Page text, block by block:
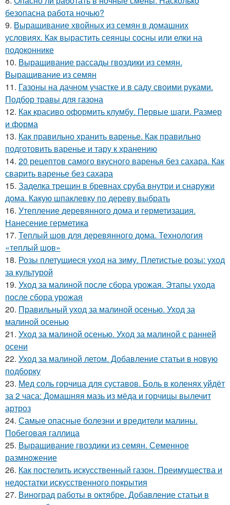
безопасна работа ночью?
9. Выращивание хвойных из семян в домашних
условиях. Как вырастить сеянцы сосны или елки на
подоконнике
10. Выращивание рассады гвоздики из семян.
Выращивание из семян
11. Газоны на дачном участке и в саду своими руками.
Подбор травы для газона
12. Как красиво оформить клумбу. Первые шаги. Размер
и форма
13. Как правильно хранить варенье. Как правильно
подготовить варенье и тару к хранению
14. 20 рецептов самого вкусного варенья без сахара. Как
сварить варенье без сахара
15. Заделка трещин в бревнах сруба внутри и снаружи
дома. Какую шпаклевку по дереву выбрать
16. Утепление деревянного дома и герметизация.
Нанесение герметика
17. Теплый шов для деревянного дома. Технология
«теплый шов»
18. Розы плетущиеся уход на зиму. Плетистые розы: уход
за культурой
19. Уход за малиной после сбора урожая. Этапы ухода
после сбора урожая
20. Правильный уход за малиной осенью. Уход за
малиной осенью
21. Уход за малиной осенью. Уход за малиной с ранней
осени
22. Уход за малиной летом. Добавление статьи в новую
подборку
23. Мед соль горчица для суставов. Боль в коленях уйдёт
за 2 часа: Домашняя мазь из мёда и горчицы вылечит
артроз
24. Самые опасные болезни и вредители малины.
Побеговая галлица
25. Выращивание гвоздики из семян. Семенное
размножение
26. Как постелить искусственный газон. Преимущества и
недостатки искусственного покрытия
27. Виноград работы в октябре. Добавление статьи в